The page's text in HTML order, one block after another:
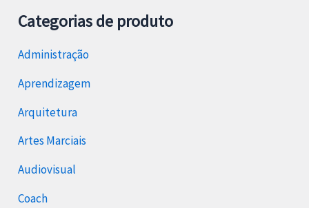
Categorias de produto
Administração
Aprendizagem
Arquitetura
Artes Marciais
Audiovisual
Coach